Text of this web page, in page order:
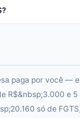
paga por você
R$&nbsp;3.000 e
só de